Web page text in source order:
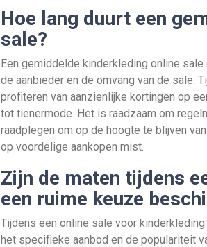
Hoe lang duurt een
sale?
Een gemiddelde kinderkleding online
de aanbieder en de omvang van de sale.
profiteren van aanzienlijke kortingen op
tot tienermode. Het is raadzaam om
raadplegen om op de hoogte te blijven
op voordelige aankopen mist.
Zijn de maten tijdens
een ruime keuze
Tijdens een online sale voor
het specifieke aanbod en de populariteit